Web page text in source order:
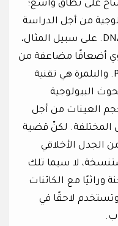
على نطاق واسع؛
من أجل الدراسة
العلمية، كاستنساخ قطعة من DNA. على سبيل المثال،
أضعافًا مضاعفة من
خلال عملية تعرف بالبلمرة، أو PCR. والبلمرة هي تقنية
البيولوجية
العينات من أجل
المختلفة. لكنّ قضية
الجدل الأخلاقي
لا سيما تلك
وراثيًا مع الكائنات
وتستخدم لاحقًا في